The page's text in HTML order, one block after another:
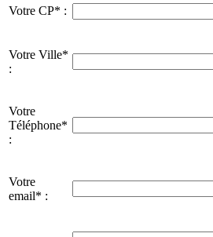
Votre CP* :
Votre Ville*
:
Votre
Téléphone*
:
Votre
email* :